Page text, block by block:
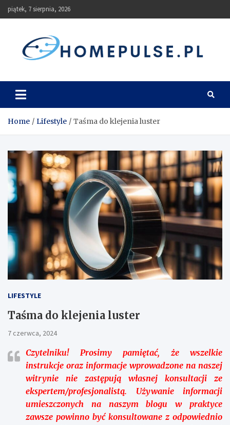
Skip
to
piątek, 7 sierpnia, 2026
homepulse.pl
Home Lifestyle Taśma do klejenia luster
LIFESTYLE
Taśma do klejenia luster
7 czerwca, 2024
Czytelniku!Prosimy pamiętać, że wszelkie
instrukcje oraz informacje wprowadzone na naszej
witrynie nie zastępują własnej konsultacji ze
ekspertem/profesjonalistą. Używanie informacji
umieszczonych na naszym blogu w praktyce
zawsze powinno być konsultowane z odpowiednio